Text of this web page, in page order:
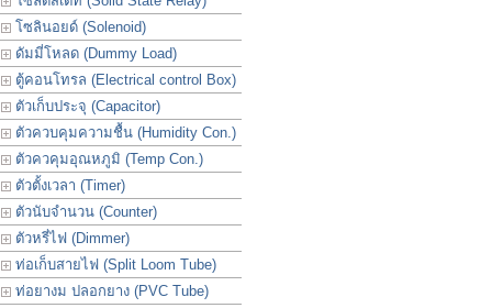
โซลินอยด์ (Solenoid)
ดัมมี่โหลด (Dummy Load)
ตู้คอนโทรล (Electrical control Box)
ตัวเก็บประจุ (Capacitor)
ตัวควบคุมความชื้น (Humidity Con.)
ตัวควคุมอุณหภูมิ (Temp Con.)
ตัวตั้งเวลา (Timer)
ตัวนับจำนวน (Counter)
ตัวหรี่ไฟ (Dimmer)
ท่อเก็บสายไฟ (Split Loom Tube)
ท่อยางม ปลอกยาง (PVC Tube)